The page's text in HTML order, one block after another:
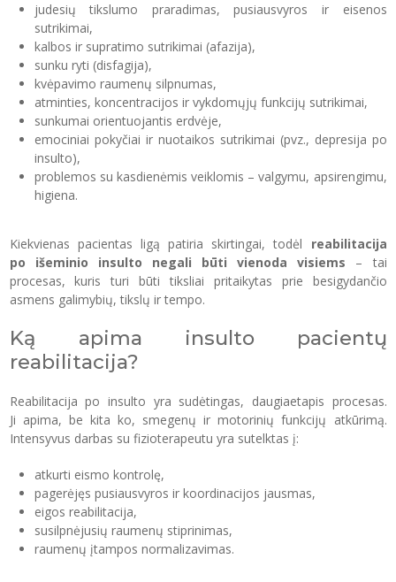
judesių tikslumo praradimas, pusiausvyros ir eisenos
sutrikimai,
kalbos ir supratimo sutrikimai (afazija),
sunku ryti (disfagija),
kvėpavimo raumenų silpnumas,
atminties, koncentracijos ir vykdomųjų funkcijų sutrikimai,
sunkumai orientuojantis erdvėje,
emociniai pokyčiai ir nuotaikos sutrikimai (pvz., depresija po
insulto),
problemos su kasdienėmis veiklomis – valgymu, apsirengimu,
higiena.
Kiekvienas pacientas ligą patiria skirtingai, todėl reabilitacija
po išeminio insulto negali būti vienoda visiems – tai
procesas, kuris turi būti tiksliai pritaikytas prie besigydančio
asmens galimybių, tikslų ir tempo.
Ką apima insulto pacientų
reabilitacija?
Reabilitacija po insulto yra sudėtingas, daugiaetapis procesas.
Ji apima, be kita ko, smegenų ir motorinių funkcijų atkūrimą.
Intensyvus darbas su fizioterapeutu yra sutelktas į:
atkurti eismo kontrolę,
pagerėjęs pusiausvyros ir koordinacijos jausmas,
eigos reabilitacija,
susilpnėjusių raumenų stiprinimas,
raumenų įtampos normalizavimas.